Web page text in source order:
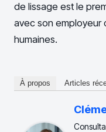
de lissage est le
avec son employeur
humaines.
À propos Articles